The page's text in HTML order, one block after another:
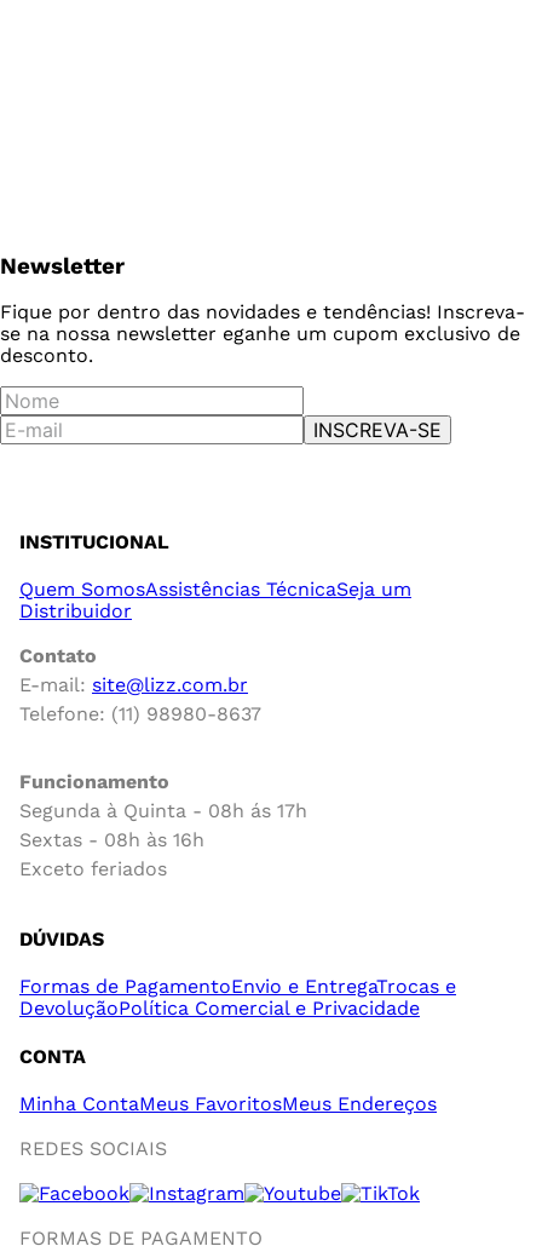
Newsletter
Fique por dentro das novidades e tendências! Inscreva-
se na nossa newsletter eganhe um cupom exclusivo de
desconto.
INSCREVA-SE
INSTITUCIONAL
Quem SomosAssistências TécnicaSeja um
Distribuidor
Contato
E-mail: site@lizz.com.br
Telefone: (11) 98980-8637
Funcionamento
Segunda à Quinta - 08h ás 17h
Sextas - 08h às 16h
Exceto feriados
DÚVIDAS
Formas de PagamentoEnvio e EntregaTrocas e
DevoluçãoPolítica Comercial e Privacidade
CONTA
Minha ContaMeus FavoritosMeus Endereços
REDES SOCIAIS
FORMAS DE PAGAMENTO